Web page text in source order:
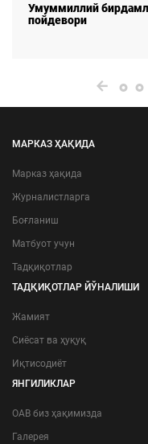
Умуммиллий
пойдевори
МАРКАЗ ҲАҚИДА
Марказ ҳақида
Журналистларга
Боғланиш
Матбуот учун
Тадқиқотлар
ТАДҚИҚОТЛАР ЙЎНАЛИШИ
Жамият
Сиёсат ва ҳуқуқ
Иқтисодиёт
ЯНГИЛИКЛАР
ОАВ биз ҳақимизда
Галерея